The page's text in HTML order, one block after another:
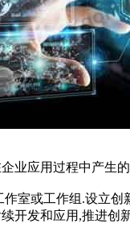
业应用过程中产生
室或工作组.设立
开发和应用,推进